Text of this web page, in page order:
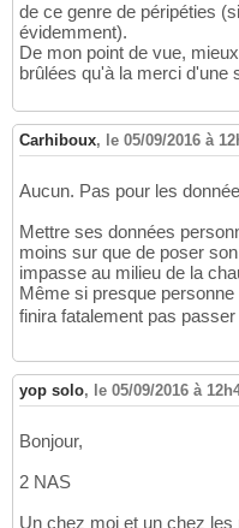
de ce genre de péripéties
évidemment).
De mon point de vue,
brûlées qu'à la merci d'une
Carhiboux, le 05/09/2016 à
Aucun. Pas pour les
Mettre ses données
moins sur que de poser
impasse au milieu de la
Même si presque
finira fatalement pas passer
yop solo, le 05/09/2016 à
Bonjour,
2 NAS
Un chez moi et un chez